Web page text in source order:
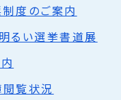
度のご案内
るい選挙書道展
覧状況